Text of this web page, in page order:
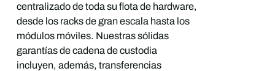
centralizado de toda su flota de hardware,
desde los racks de gran escala hasta los
módulos móviles. Nuestras sólidas
garantías de cadena de custodia
incluyen, además, transferencias